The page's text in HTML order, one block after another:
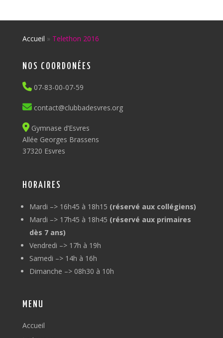
Accueil » Telethon 2016
NOS COORDONÉES
07-83-00-07-59
contact@clubbadesvres.org
Gymnase d’Esvres
Allée Georges Brassens
37320 Esvres
HORAIRES
Mardi –> 16h45 à 18h15 (réservé aux collégiens)
Mardi –> 17h45 à 18h45 (réservé aux primaires
dès 7 ans)
Vendredi –> 17h à 19h
Samedi –> 14h à 16h
Dimanche –> 08h30 à 10h
MENU
Accueil